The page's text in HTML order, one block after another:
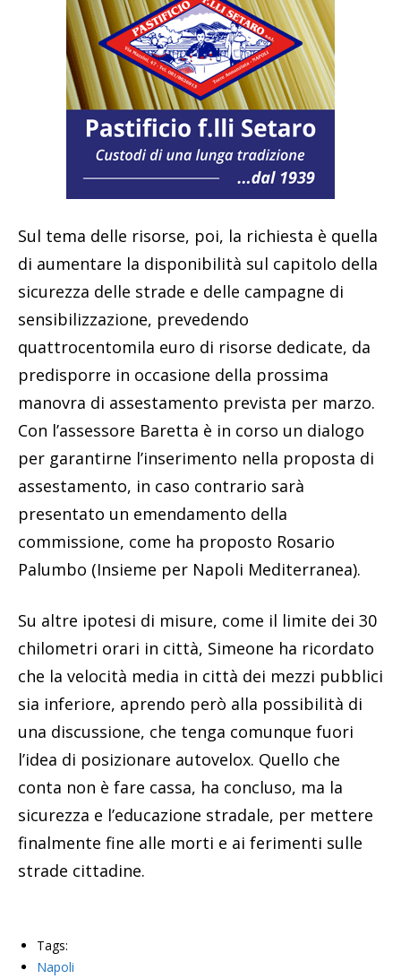
Sul tema delle risorse, poi, la richiesta è quella
di aumentare la disponibilità sul capitolo della
sicurezza delle strade e delle campagne di
sensibilizzazione, prevedendo
quattrocentomila euro di risorse dedicate, da
predisporre in occasione della prossima
manovra di assestamento prevista per marzo.
Con l’assessore Baretta è in corso un dialogo
per garantirne l’inserimento nella proposta di
assestamento, in caso contrario sarà
presentato un emendamento della
commissione, come ha proposto Rosario
Palumbo (Insieme per Napoli Mediterranea).
Su altre ipotesi di misure, come il limite dei 30
chilometri orari in città, Simeone ha ricordato
che la velocità media in città dei mezzi pubblici
sia inferiore, aprendo però alla possibilità di
una discussione, che tenga comunque fuori
l’idea di posizionare autovelox. Quello che
conta non è fare cassa, ha concluso, ma la
sicurezza e l’educazione stradale, per mettere
finalmente fine alle morti e ai ferimenti sulle
strade cittadine.
Tags:
Napoli